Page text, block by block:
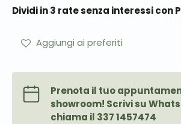
Dividi in 3 rate senza interessi con
Aggiungi ai preferiti
Prenota il tuo
showroom! Scrivi su
chiama il 337 1457474